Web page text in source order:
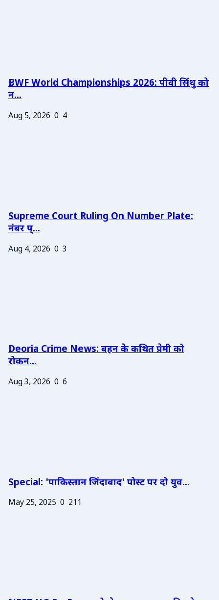
BWF World Championships 2026: पीवी सिंधु को
न...
Aug 5, 2026 0 4
Supreme Court Ruling On Number Plate:
नंबर प्...
Aug 4, 2026 0 3
Deoria Crime News: बहन के कथित प्रेमी को
रोकन...
Aug 3, 2026 0 6
Special: 'पाकिस्तान जिंदाबाद' पोस्ट पर दो युव...
May 25, 2025 0 211